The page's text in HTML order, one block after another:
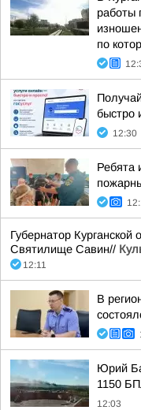
работы
по
быстро
12:30
Ребята
Губернатор
Святилище Савин//
12:11
В
Юрий
1150
12:03